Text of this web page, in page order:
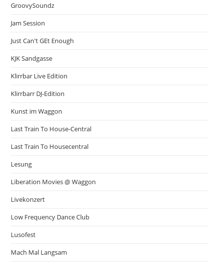
GroovySoundz
Jam Session
Just Can't GEt Enough
KJK Sandgasse
Klirrbar Live Edition
Klirrbarr DJ-Edition
Kunst im Waggon
Last Train To House-Central
Last Train To Housecentral
Lesung
Liberation Movies @ Waggon
Livekonzert
Low Frequency Dance Club
Lusofest
Mach Mal Langsam